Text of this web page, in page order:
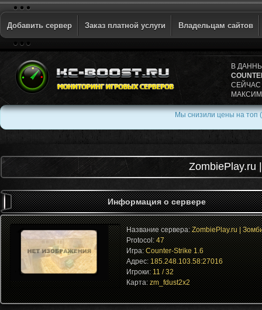
В
Добавить сервер Заказ платной услуги Владельцам сайтов
Мы снизили цены на топ (
ZombiePlay.ru
Информация о сервере
Название сервера:ZombiePlay.ru |
Protocol:47
Игра:Counter-Strike 1.6
Адрес: 185.248.103.58:27016
Игроки:11 / 32
Карта: zm_fdust2x2